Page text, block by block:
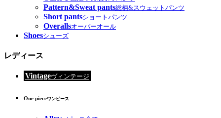
Pattern&Sweat pants総柄&スウェットパンツ
Short pantsショートパンツ
Overallsオーバーオール
Shoesシューズ
レディース
Vintageヴィンテージ
One pieceワンピース